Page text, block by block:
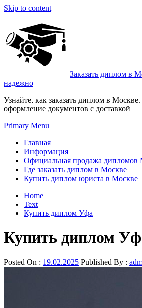
Skip to content
Заказать диплом в
надежно
Узнайте, как заказать диплом в
оформление документов с доставкой
Primary Menu
Главная
Информация
Официальная продажа дипломов
Где заказать диплом в Москве
Купить диплом юриста в Москве
Home
Text
Купить диплом Уфа
Купить диплом
Posted On : 19.02.2025 Published By :